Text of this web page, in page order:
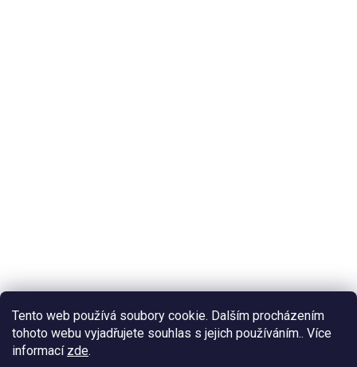
Tento web používá soubory cookie. Dalším procházením
tohoto webu vyjadřujete souhlas s jejich používáním.. Více
informací zde.